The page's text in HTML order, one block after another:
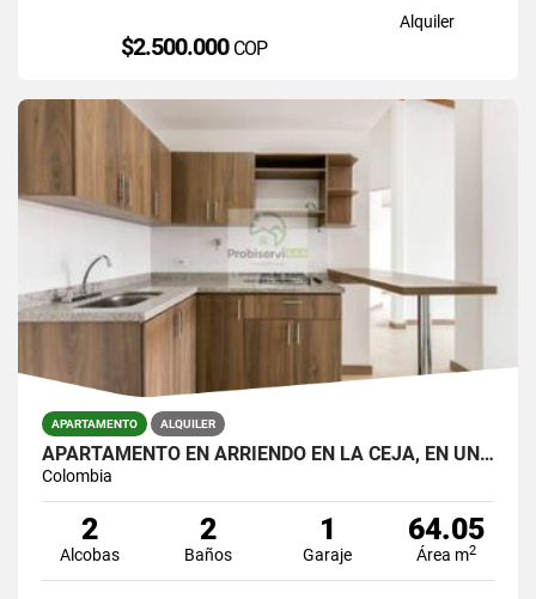
Alquiler
$2.500.000 COP
APARTAMENTO ALQUILER
APARTAMENTO EN ARRIENDO EN LA CEJA, EN UNIDAD CERRADA.
Colombia
2
Alcobas
2
Baños
1
Garaje
64.05
Área m2